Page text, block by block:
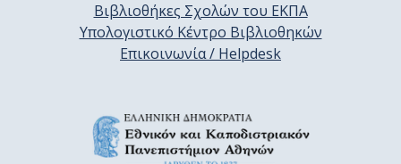
Βιβλιοθήκες Σχολών του ΕΚΠΑ
Υπολογιστικό Κέντρο Βιβλιοθηκών
Επικοινωνία / Helpdesk